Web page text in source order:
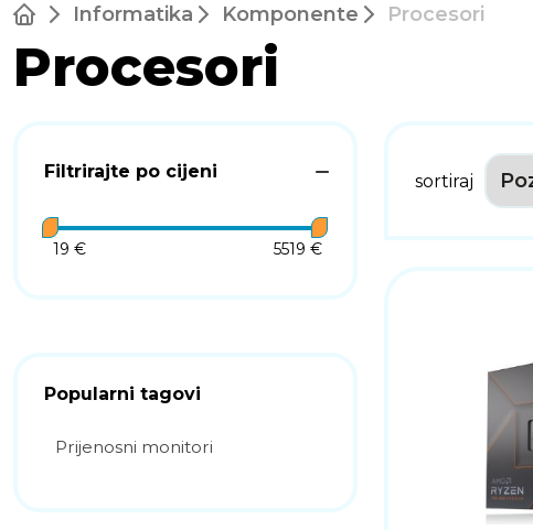
Informatika Komponente Procesori
Procesori
Filtrirajte po cijeni
19 € 5519 €
Popularni tagovi
Prijenosni monitori
sortiraj